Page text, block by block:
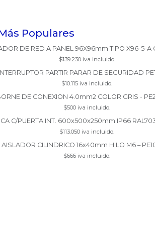
Populares
DE RED A PANEL 96X96mm TIPO X96-5-A
$139.230 iva incluido.
PARTIR PARAR DE SEGURIDAD
$10.115 iva incluido.
DE CONEXION 4.0mm2 COLOR GRIS -
$500 iva incluido.
C/PUERTA INT. 600x500x250mm IP66
$113.050 iva incluido.
AISLADOR CILINDRICO 16x40mm HILO M6 –
$666 iva incluido.